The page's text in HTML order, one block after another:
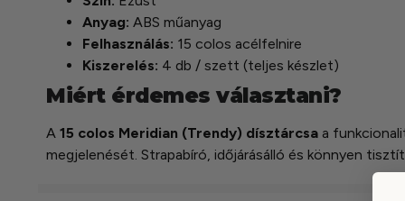
Anyag: ABS műanyag
Felhasználás: 15 colos acélfelnire
Kiszerelés: 4 db / szett (teljes készlet)
Miért érdemes választani?
A15 colos Meridian (Trendy) dísztárcsa a
megjelenését. Strapabíró, időjárásálló és könnyen